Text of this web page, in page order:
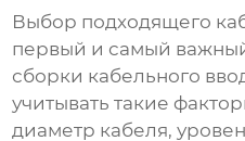
Выбор подходящего
первый и самый
сборки кабельного
учитывать такие
диаметр кабеля,